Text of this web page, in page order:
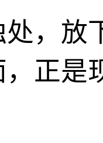
，放
正是